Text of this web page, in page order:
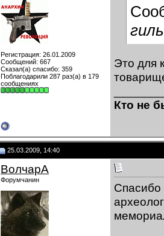
Регистрация: 26.01.2009
Сообщений: 667
Сказал(а) спасибо: 359
Поблагодарили 287 раз(а) в 179
сообщениях
Это для
Кто не
25.03.2009, 14:40
ВолчарА
Форумчанин
Спасибо